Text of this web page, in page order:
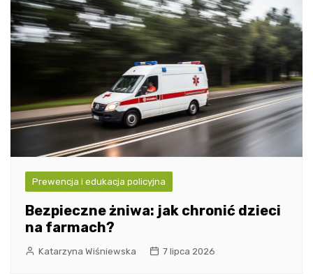
Prewencja i edukacja policyjna
Bezpieczne żniwa: jak chronić dzieci
na farmach?
Katarzyna Wiśniewska 7 lipca 2026